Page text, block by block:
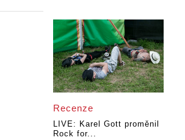
Recenze
LIVE: Karel Gott proměnil
Rock for...